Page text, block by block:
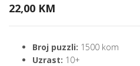
22,00 KM
Broj puzzli: 1500 kom
Uzrast: 10+